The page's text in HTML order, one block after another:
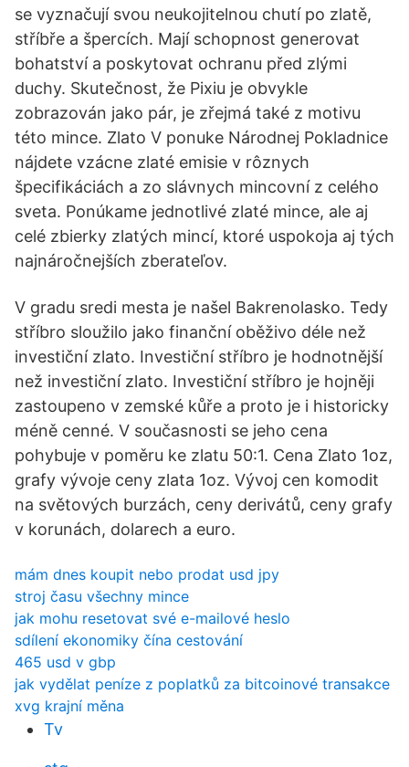
se vyznačují svou neukojitelnou chutí po zlatě,
stříbře a špercích. Mají schopnost generovat
bohatství a poskytovat ochranu před zlými
duchy. Skutečnost, že Pixiu je obvykle
zobrazován jako pár, je zřejmá také z motivu
této mince. Zlato V ponuke Národnej Pokladnice
nájdete vzácne zlaté emisie v rôznych
špecifikáciách a zo slávnych mincovní z celého
sveta. Ponúkame jednotlivé zlaté mince, ale aj
celé zbierky zlatých mincí, ktoré uspokoja aj tých
najnáročnejších zberateľov.
V gradu sredi mesta je našel Bakrenolasko. Tedy
stříbro sloužilo jako finanční oběživo déle než
investiční zlato. Investiční stříbro je hodnotnější
než investiční zlato. Investiční stříbro je hojněji
zastoupeno v zemské kůře a proto je i historicky
méně cenné. V současnosti se jeho cena
pohybuje v poměru ke zlatu 50:1. Cena Zlato 1oz,
grafy vývoje ceny zlata 1oz. Vývoj cen komodit
na světových burzách, ceny derivátů, ceny grafy
v korunách, dolarech a euro.
mám dnes koupit nebo prodat usd jpy
stroj času všechny mince
jak mohu resetovat své e-mailové heslo
sdílení ekonomiky čína cestování
465 usd v gbp
jak vydělat peníze z poplatků za bitcoinové transakce
xvg krajní měna
Tv